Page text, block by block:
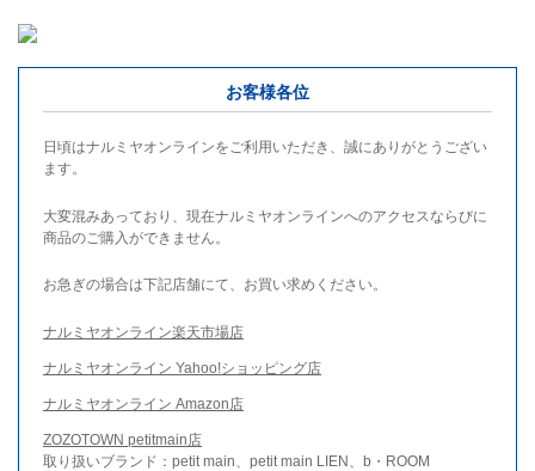
お客様各位
日頃はナルミヤオンラインをご利用いただき、誠にありがとうござい
ます。
大変混みあっており、現在ナルミヤオンラインへのアクセスならびに
商品のご購入ができません。
お急ぎの場合は下記店舗にて、お買い求めください。
ナルミヤオンライン楽天市場店
ナルミヤオンライン Yahoo!ショッピング店
ナルミヤオンライン Amazon店
ZOZOTOWN petitmain店
取り扱いブランド：petit main、petit main LIEN、b・ROOM